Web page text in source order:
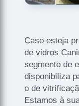
Caso esteja
de vidros
segmento de
disponibiliza
o de
Estamos à